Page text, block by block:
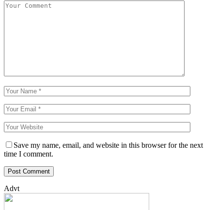
Save my name, email, and website in this browser for the next
time I comment.
Advt